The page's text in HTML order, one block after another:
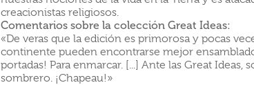
creacionistas religiosos.
Comentarios sobre la colección Great Ideas:
«De veras que la edición es primorosa y pocas
continente pueden encontrarse mejor
portadas! Para enmarcar. [...] Ante las Great Ideas,
sombrero. ¡Chapeau!»